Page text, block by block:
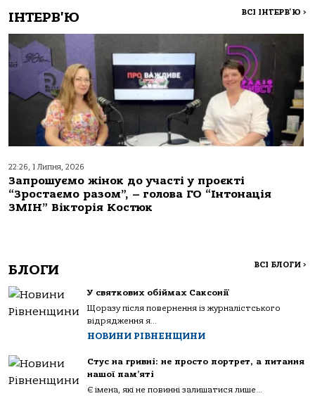
ІНТЕРВ'Ю ВСІ ІНТЕРВ'Ю >
22:26, 1 Липня, 2026
Запрошуємо жінок до участі у проєкті
“Зростаємо разом”, – голова ГО “Інтонація
ЗМІН” Вікторія Костюк
БЛОГИ ВСІ БЛОГИ >
У святкових обіймах Саксонії
Щоразу після повернення із журналістського
відрядження я...
НОВИНИ РІВНЕНЩИНИ
Стус на гривні: не просто портрет, а питання
нашої пам’яті
Є імена, які не повинні залишатися лише...